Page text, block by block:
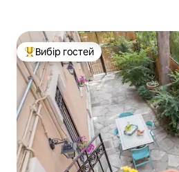
Топ вибір гостей
Вибір гостей